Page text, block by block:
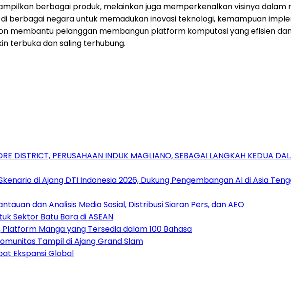
berbagai produk, melainkan juga memperkenalkan visinya
berbagai negara untuk memadukan inovasi teknologi, kemampuan
membantu pelanggan membangun platform komputasi yang efisien
terbuka dan saling terhubung.
DISTRICT, PERUSAHAAN INDUK MAGLIANO, SEBAGAI LANGKAH KEDUA
di Ajang DTI Indonesia 2026, Dukung Pengembangan AI di Asia
dan Analisis Media Sosial, Distribusi Siaran Pers, dan AEO
Sektor Batu Bara di ASEAN
Platform Manga yang Tersedia dalam 100 Bahasa
Tampil di Ajang Grand Slam
Ekspansi Global